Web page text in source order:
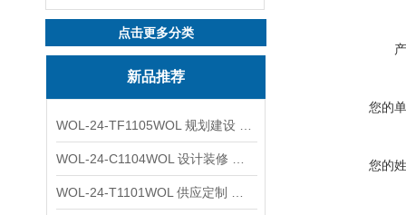
点击更多分类
新品推荐
您的
您的